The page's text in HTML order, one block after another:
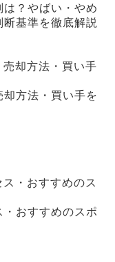
？やばい・やめ
基準を徹底解説
方法・買い手を
おすすめのスポ